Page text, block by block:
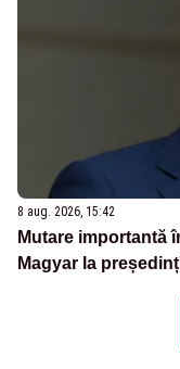
8 aug. 2026, 15:42
Mutare importantă
Magyar la